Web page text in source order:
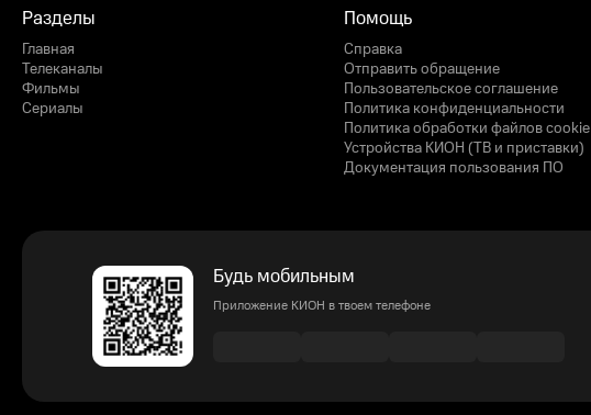
Разделы
Главная
Телеканалы
Фильмы
Сериалы
Помощь
Справка
Отправить обращение
Пользовательское соглашение
Политика конфиденциальности
Политика обработки файлов cookie
Устройства КИОН (ТВ и приставки)
Документация пользования ПО
Будь мобильным
Приложение КИОН в твоем телефоне